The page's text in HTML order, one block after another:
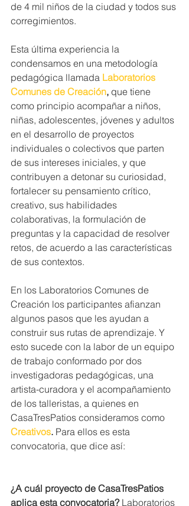
de 4 mil niños de la ciudad y todos sus
corregimientos.
Esta última experiencia la
condensamos en una metodología
pedagógica llamada Laboratorios
Comunes de Creación, que tiene
como principio acompañar a niños,
niñas, adolescentes, jóvenes y adultos
en el desarrollo de proyectos
individuales o colectivos que parten
de sus intereses iniciales, y que
contribuyen a detonar su curiosidad,
fortalecer su pensamiento crítico,
creativo, sus habilidades
colaborativas, la formulación de
preguntas y la capacidad de resolver
retos, de acuerdo a las características
de sus contextos.
En los Laboratorios Comunes de
Creación los participantes afianzan
algunos pasos que les ayudan a
construir sus rutas de aprendizaje. Y
esto sucede con la labor de un equipo
de trabajo conformado por dos
investigadoras pedagógicas, una
artista-curadora y el acompañamiento
de los talleristas, a quienes en
CasaTresPatios consideramos como
Creativos. Para ellos es esta
convocatoria, que dice así:
¿A cuál proyecto de CasaTresPatios
aplica esta convocatoria? Laboratorios